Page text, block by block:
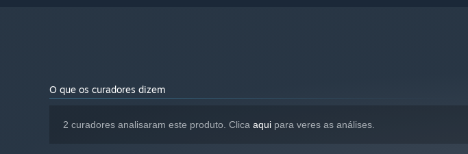
O que os curadores dizem
2 curadores analisaram este produto. Clica aqui para veres as análises.